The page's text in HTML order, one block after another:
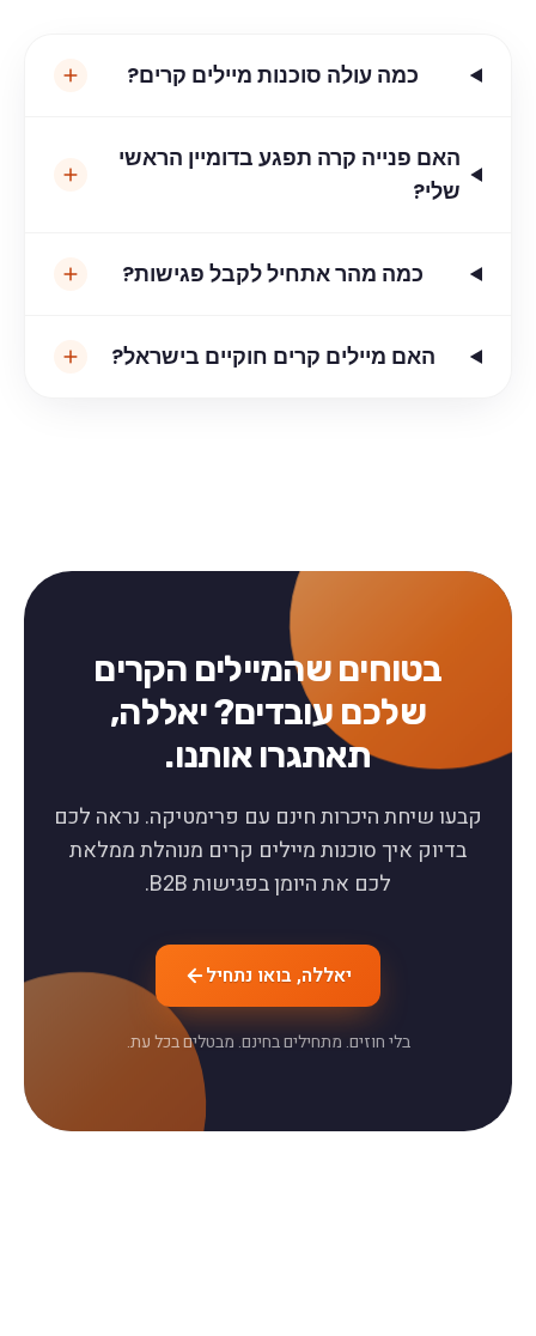
כמה עולה סוכנות מיילים קרים?
האם פנייה קרה תפגע בדומיין הראשי
שלי?
כמה מהר אתחיל לקבל פגישות?
האם מיילים קרים חוקיים בישראל?
בטוחים שהמיילים הקרים
שלכם עובדים? יאללה,
תאתגרו אותנו.
קבעו שיחת היכרות חינם עם פרימטיקה. נראה לכם
בדיוק איך סוכנות מיילים קרים מנוהלת ממלאת
לכם את היומן בפגישות B2B.
יאללה, בואו נתחיל
בלי חוזים. מתחילים בחינם. מבטלים בכל עת.